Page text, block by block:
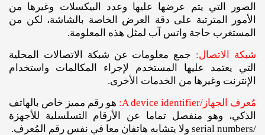
الصور التي يتم عرضها عليها وعدد البيكسلات وغيرها من
الأمور المترتبة على دقة العرض الخاصة بالشاشة، لكن من
المستغرب حاجة واتس آب لمثل هذه المعلومة.
شبكة الاتصال: جمع معلومات عن شبكة الاتصالات المحلية
التي يعتمد عليها المستخدم لإجراء المكالمات واستخدام
الإنترنت وغيرها من الخدمات الأخرى.
مُعرف الجهاز/A device identifier:
هو رقم مميز خاص بالهاتف
الذكي، وهو منفصل تماما عن الأرقام التسلسلية للأجهزة
/serial numbers ولا يتشابه هاتفان معا في نفس رقم المُعرف.